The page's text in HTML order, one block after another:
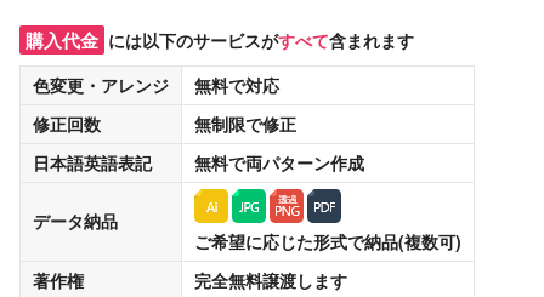
購入代金 には以下のサービスがすべて含まれます
色変更・アレンジ
無料で対応
修正回数
無制限で修正
日本語英語表記
無料で両パターン作成
データ納品
ご希望に応じた形式で納品(複数可)
著作権
完全無料譲渡します